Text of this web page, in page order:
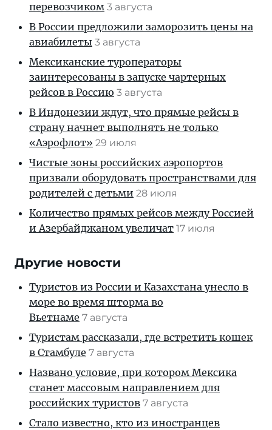
перевозчиком 3 августа
В России предложили заморозить цены на
авиабилеты 3 августа
Мексиканские туроператоры
заинтересованы в запуске чартерных
рейсов в Россию 3 августа
В Индонезии ждут, что прямые рейсы в
страну начнет выполнять не только
«Аэрофлот» 29 июля
Чистые зоны российских аэропортов
призвали оборудовать пространствами для
родителей с детьми 28 июля
Количество прямых рейсов между Россией
и Азербайджаном увеличат 17 июля
Другие новости
Туристов из России и Казахстана унесло в
море во время шторма во
Вьетнаме 7 августа
Туристам рассказали, где встретить кошек
в Стамбуле 7 августа
Названо условие, при котором Мексика
станет массовым направлением для
российских туристов 7 августа
Стало известно, кто из иностранцев